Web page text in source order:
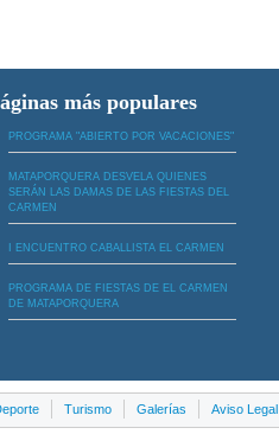
más populares
PROGRAMA "ABIERTO POR VACACIONES"
MATAPORQUERA DESVELA QUIENES
SERÁN LAS DAMAS DE LAS FIESTAS DEL
CARMEN
I ENCUENTRO CABALLISTA EL CARMEN
PROGRAMA DE FIESTAS DE EL CARMEN
DE MATAPORQUERA
Turismo Galerías Aviso Legal